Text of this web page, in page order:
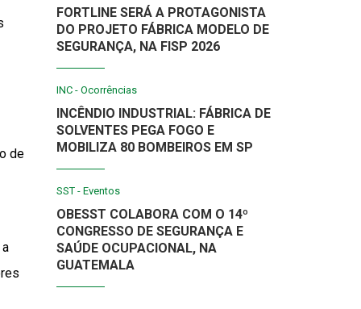
de
FORTLINE SERÁ A PROTAGONISTA
DO PROJETO FÁBRICA MODELO DE
SEGURANÇA, NA FISP 2026
INC - Ocorrências
INCÊNDIO INDUSTRIAL: FÁBRICA DE
SOLVENTES PEGA FOGO E
MOBILIZA 80 BOMBEIROS EM SP
SST - Eventos
OBESST COLABORA COM O 14º
CONGRESSO DE SEGURANÇA E
SAÚDE OCUPACIONAL, NA
GUATEMALA